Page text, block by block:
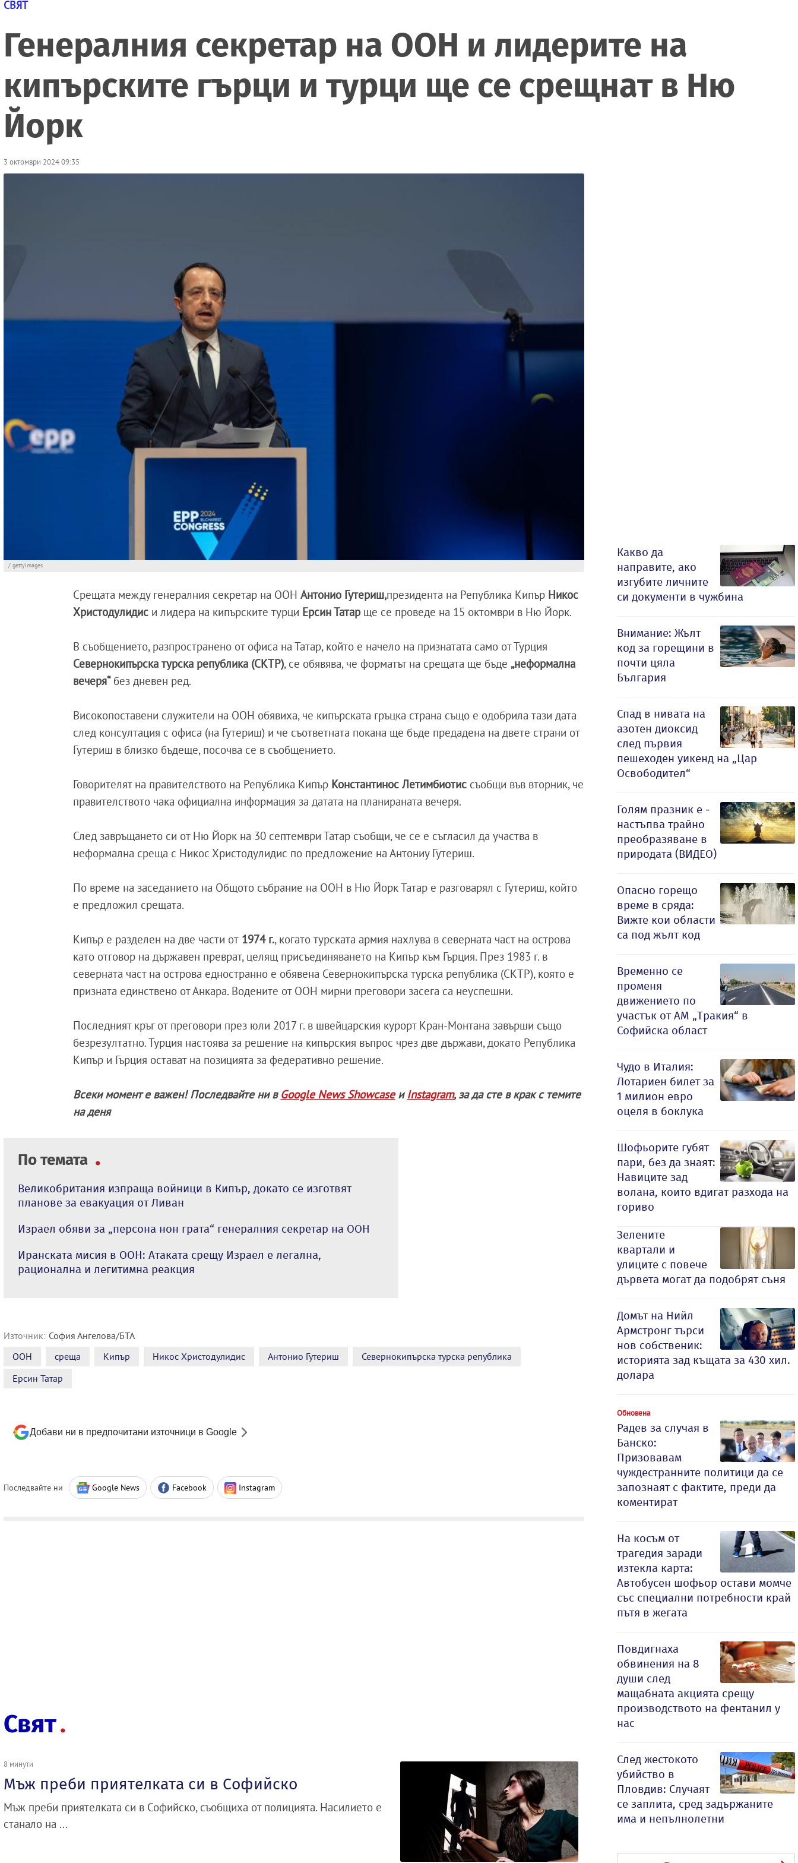
СВЯТ
Генералния секретар на ООН и лидерите на
кипърските гърци и турци ще се срещнат в Ню
Йорк
3 октомври 2024 09:35
/ gettyimages
Срещата между генералния секретар на ООНАнтонио Гутериш,президента на Република Кипър Никос
Христодулидис и лидера на кипърските турци Ерсин Татар ще се проведе на 15 октомври в Ню Йорк.
В съобщението, разпространено от офиса на Татар, който е начело на признатата само от Турция
Севернокипърска турска република (СКТР), се обявява, че форматът на срещата ще бъде„неформална
вечеря“без дневен ред.
Високопоставени служители на ООН обявиха, че кипърската гръцка страна също е одобрила тази дата
след консултация с офиса (на Гутериш) и че съответната покана ще бъде предадена на двете страни от
Гутериш в близко бъдеще, посочва се в съобщението.
Говорителят на правителството на Република Кипър Константинос Летимбиотис съобщи във вторник, че
правителството чака официална информация за датата на планираната вечеря.
След завръщането си от Ню Йорк на 30 септември Татар съобщи, че се е съгласил да участва в
неформална среща с Никос Христодулидис по предложение на Антониу Гутериш.
По време на заседанието на Общото събрание на ООН в Ню Йорк Татар е разговарял с Гутериш, който
е предложил срещата.
Кипър е разделен на две части от 1974 г., когато турската армия нахлува в северната част на острова
като отговор на държавен преврат, целящ присъединяването на Кипър към Гърция. През 1983 г. в
северната част на острова едностранно е обявена Севернокипърска турска република (СКТР), която е
призната единствено от Анкара. Водените от ООН мирни преговори засега са неуспешни.
Последният кръг от преговори през юли 2017 г. в швейцарския курорт Кран-Монтана завърши също
безрезултатно. Турция настоява за решение на кипърския въпрос чрез две държави, докато Република
Кипър и Гърция остават на позицията за федеративно решение.
Всеки момент е важен! Последвайте ни в Google News Showcaseи Instagram, за да сте в крак с темите
на деня
По темата
Великобритания изпраща войници в Кипър, докато се изготвят
планове за евакуация от Ливан
Израел обяви за „персона нон грата“ генералния секретар на ООН
Иранската мисия в ООН: Атаката срещу Израел е легална,
рационална и легитимна реакция
Източник: София Ангелова/БТА
ООН
среща Кипър Никос Христодулидис Антонио Гутериш
Севернокипърска турска република
Ерсин Татар
Добави ни в предпочитани източници в Google
Последвайте ни Google News Facebook Instagram
Свят
8 минути
Мъж преби приятелката си в Софийско
Мъж преби приятелката си в Софийско, съобщиха от полицията. Насилието е
станало на ...
Какво да
направите, ако
изгубите личните
си документи в чужбина
Внимание: Жълт
код за горещини в
почти цяла
България
Спад в нивата на
азотен диоксид
след първия
пешеходен уикенд на „Цар
Освободител“
Голям празник е -
настъпва трайно
преобразяване в
природата (ВИДЕО)
Опасно горещо
време в сряда:
Вижте кои области
са под жълт код
Временно се
променя
движението по
участък от АМ „Тракия“ в
Софийска област
Чудо в Италия:
Лотариен билет за
1 милион евро
оцеля в боклука
Шофьорите губят
пари, без да знаят:
Навиците зад
волана, които вдигат разхода на
гориво
Зелените
квартали и
улиците с повече
дървета могат да подобрят съня
Домът на Нийл
Армстронг търси
нов собственик:
историята зад къщата за 430 хил.
долара
Обновена
Радев за случая в
Банско:
Призовавам
чуждестранните политици да се
запознаят с фактите, преди да
коментират
На косъм от
трагедия заради
изтекла карта:
Автобусен шофьор остави момче
със специални потребности край
пътя в жегата
Повдигнаха
обвинения на 8
души след
мащабната акцията срещу
производството на фентанил у
нас
След жестокото
убийство в
Пловдив: Случаят
се заплита, сред задържаните
има и непълнолетни